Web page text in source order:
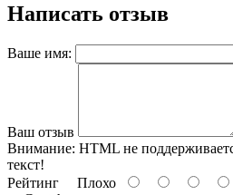
Написать отзыв
Ваше имя:
Ваш отзыв
Внимание: HTML не
текст!
Рейтинг Плохо